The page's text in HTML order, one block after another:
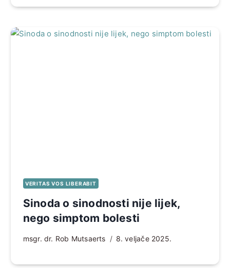
VERITAS VOS LIBERABIT
Sinoda o sinodnosti nije lijek,
nego simptom bolesti
msgr. dr. Rob Mutsaerts 8. veljače 2025.